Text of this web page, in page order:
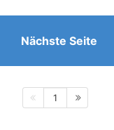
Nächste Seite
1